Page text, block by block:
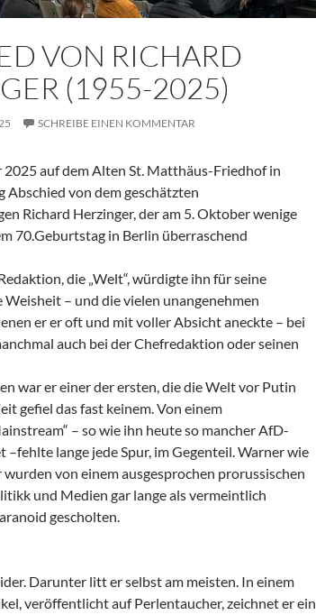
VON RICHARD
(1955-2025)
SCHREIBE EINEN KOMMENTAR
2025 auf dem Alten St. Matthäus-Friedhof in
Abschied von dem geschätzten
Richard Herzinger, der am 5. Oktober wenige
70.Geburtstag in Berlin überraschend
die „Welt“, würdigte ihn für seine
– und die vielen unangenehmen
er er oft und mit voller Absicht aneckte – bei
auch bei der Chefredaktion oder seinen
war er einer der ersten, die die Welt vor Putin
gefiel das fast keinem. Von einem
– so wie ihn heute so mancher AfD-
lange jede Spur, im Gegenteil. Warner wie
wurden von einem ausgesprochen prorussischen
und Medien gar lange als vermeintlich
gescholten.
Darunter litt er selbst am meisten. In einem
veröffentlicht auf Perlentaucher, zeichnet er ein